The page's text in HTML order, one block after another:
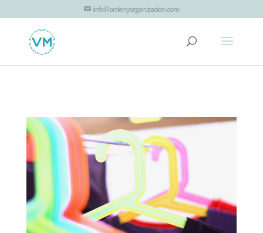
info@ordenyorganizacion.com